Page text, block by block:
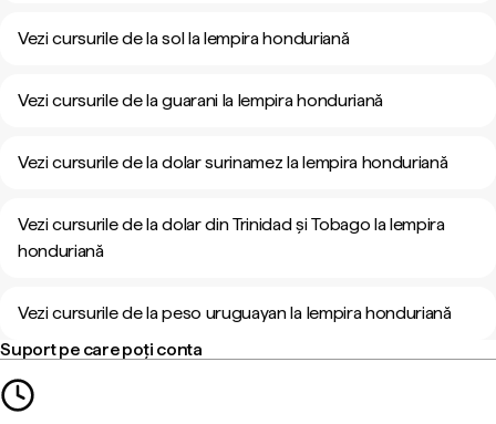
Vezi cursurile de la sol la lempira honduriană
Vezi cursurile de la guarani la lempira honduriană
Vezi cursurile de la dolar surinamez la lempira honduriană
Vezi cursurile de la dolar din Trinidad și Tobago la lempira
honduriană
Vezi cursurile de la peso uruguayan la lempira honduriană
Suport pe care poți conta